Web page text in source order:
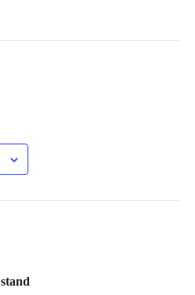
stand